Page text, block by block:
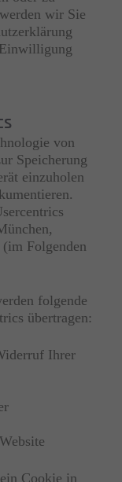
wir Sie
von
Speicherung
einzuholen
Folgenden
folgende
übertragen:
Ihrer
Cookie in